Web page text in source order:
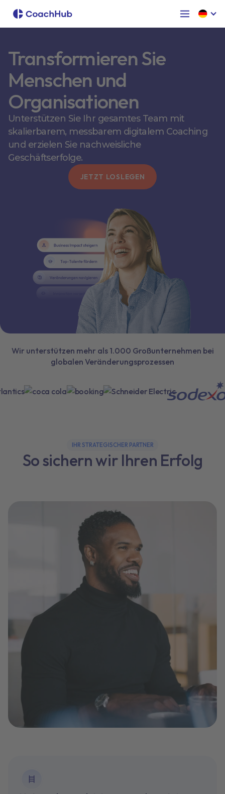
Transformieren Sie
Menschen und
Organisationen
Unterstützen Sie Ihr gesamtes Team mit
skalierbarem, messbarem digitalem Coaching
und erzielen Sie nachweisliche
Geschäftserfolge.
JETZT LOSLEGEN
Wir unterstützen mehr als 1.000 Großunternehmen bei
globalen Veränderungsprozessen
IHR STRATEGISCHER PARTNER
So sichern wir Ihren Erfolg